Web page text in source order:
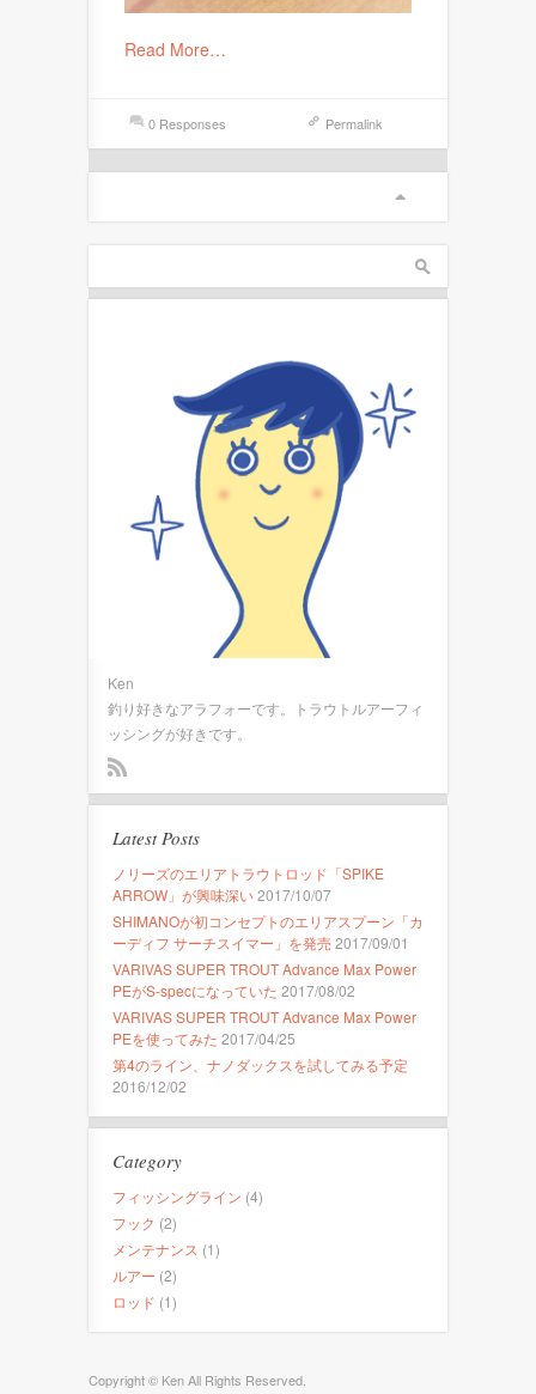
Read More…
0 Responses Permalink
Ken
釣り好きなアラフォーです。トラウトルアーフィ
ッシングが好きです。
Latest Posts
ノリーズのエリアトラウトロッド「SPIKE
ARROW」が興味深い2017/10/07
SHIMANOが初コンセプトのエリアスプーン「カ
ーディフ サーチスイマー」を発売2017/09/01
VARIVAS SUPER TROUT Advance Max Power
PEがS-specになっていた 2017/08/02
VARIVAS SUPER TROUT Advance Max Power
PEを使ってみた 2017/04/25
第4のライン、ナノダックスを試してみる予定
2016/12/02
Category
フィッシングライン (4)
フック (2)
メンテナンス (1)
ルアー (2)
ロッド (1)
Copyright © Ken All Rights Reserved.